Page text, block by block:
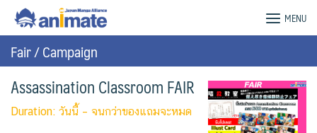
Skip
content
animate Bangkok – Official Website MENU
Fair / Campaign
Assassination Classroom FAIR
Duration: วันนี้ – จนกว่าของแถมจะหมด